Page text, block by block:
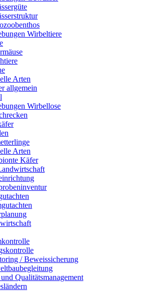
Wirbeltiere
Arten
allgemein
Wirbellose
Arten
Käfer
/ Beweissicherung
Qualitätsmanagement